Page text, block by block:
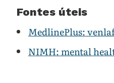
Fontes úteis
MedlinePlus:
NIMH: mental